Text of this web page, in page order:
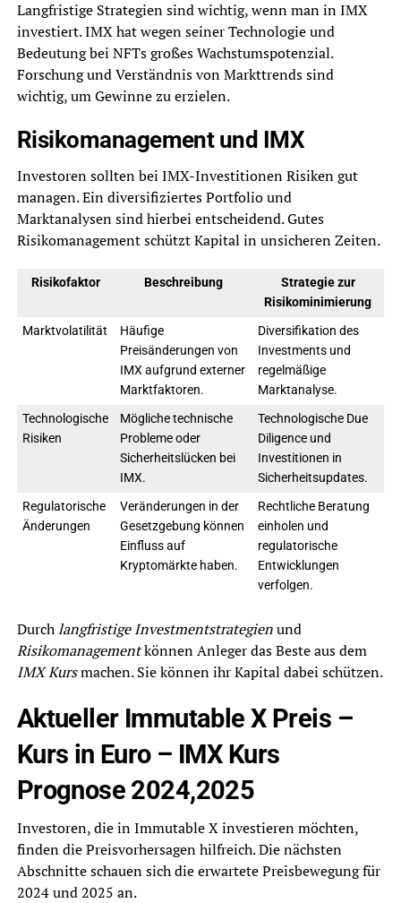
Langfristige Strategien sind wichtig, wenn man in IMX
investiert. IMX hat wegen seiner Technologie und
Bedeutung bei NFTs großes Wachstumspotenzial.
Forschung und Verständnis von Markttrends sind
wichtig, um Gewinne zu erzielen.
Risikomanagement und IMX
Investoren sollten bei IMX-Investitionen Risiken gut
managen. Ein diversifiziertes Portfolio und
Marktanalysen sind hierbei entscheidend. Gutes
Risikomanagement schützt Kapital in unsicheren Zeiten.
Risikofaktor Beschreibung
Strategie zur
Risikominimierung
Marktvolatilität
Häufige
Preisänderungen von
IMX aufgrund externer
Marktfaktoren.
Diversifikation des
Investments und
regelmäßige
Marktanalyse.
Technologische
Risiken
Mögliche technische
Probleme oder
Sicherheitslücken bei
IMX.
Technologische Due
Diligence und
Investitionen in
Sicherheitsupdates.
Regulatorische
Änderungen
Veränderungen in der
Gesetzgebung können
Einfluss auf
Kryptomärkte haben.
Rechtliche Beratung
einholen und
regulatorische
Entwicklungen
verfolgen.
Durchlangfristige Investmentstrategienund
Risikomanagementkönnen Anleger das Beste aus dem
IMX Kursmachen. Sie können ihr Kapital dabei schützen.
Aktueller Immutable X Preis –
Kurs in Euro – IMX Kurs
Prognose 2024,2025
Investoren, die in Immutable X investieren möchten,
finden die Preisvorhersagen hilfreich. Die nächsten
Abschnitte schauen sich die erwartete Preisbewegung für
2024 und 2025 an.